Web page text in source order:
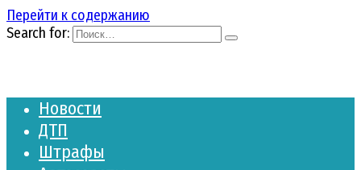
Перейти к содержанию
Search for:
Новости
ДТП
Штрафы